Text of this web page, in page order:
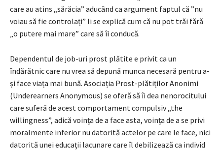
care au atins „sărăcia” aducând ca argument faptul că ”nu
voiau să fie controlați” li se explică cum că nu pot trăi fără
„o putere mai mare” care să îi conducă.
Dependentul de job-uri prost plătite e privit ca un
îndărătnic care nu vrea să depună munca necesară pentru a-
și face viața mai bună. Asociația Prost-plătiților Anonimi
(Underearners Anonymous) se oferă să îi dea nenorocitului
care suferă de acest comportament compulsiv „the
willingness”, adică voința de a face asta, voința de a se privi
moralmente inferior nu datorită actelor pe care le face, nici
datorită unei educații lacunare care îl debilizează ca individ